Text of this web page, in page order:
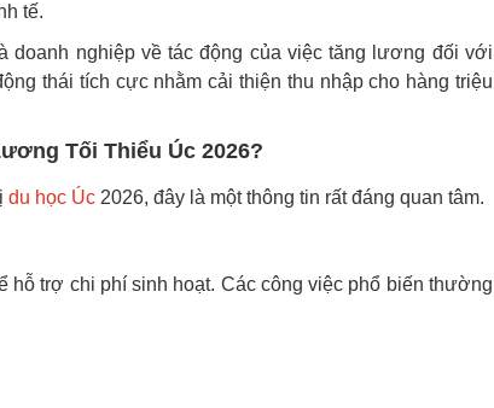
tế.
doanh nghiệp về tác động của việc tăng lương đối với
thái tích cực nhằm cải thiện thu nhập cho hàng triệu
Tối Thiểu Úc 2026?
du học Úc 2026, đây là một thông tin rất đáng quan tâm.
hỗ trợ chi phí sinh hoạt. Các công việc phổ biến thường